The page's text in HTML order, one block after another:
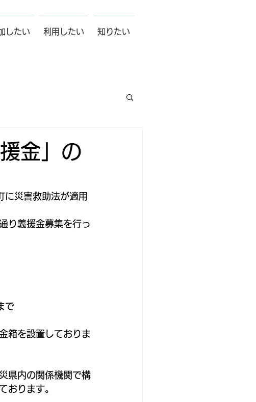
したい 利用したい 知りたい
金」の
災害救助法が適用
り義援金募集を行っ
で
箱を設置しておりま
県内の関係機関で構
おります。